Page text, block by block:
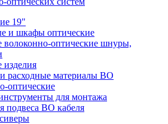
19"
и шкафы оптические
оптические шнуры,
расходные материалы ВО
оптические
для монтажа
подвеса ВО кабеля